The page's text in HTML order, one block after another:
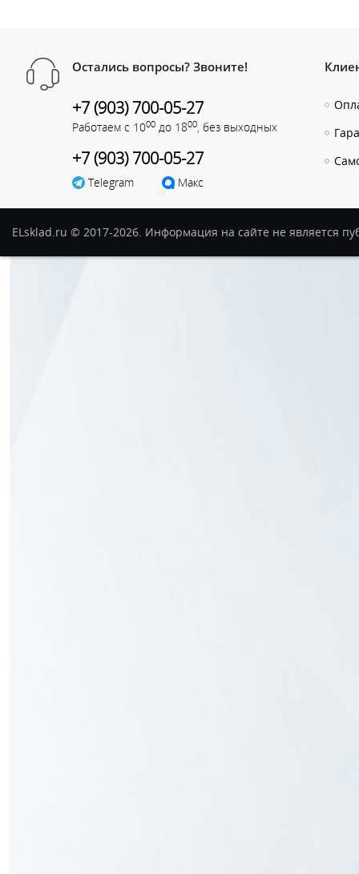
Остались вопросы? Звоните!
+7 (903) 700-05-27
Работаем с 1000 до 1800 , без выходных
+7 (903) 700-05-27
Telegram Макс
ELsklad.ru © 2017-2026. Информация на сайте не является